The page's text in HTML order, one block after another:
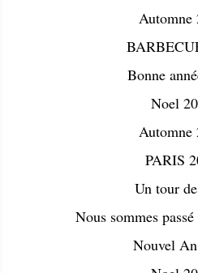
Automne
Bonne
Noel
Automne
PARIS
Un tour
Nous sommes
Nouvel